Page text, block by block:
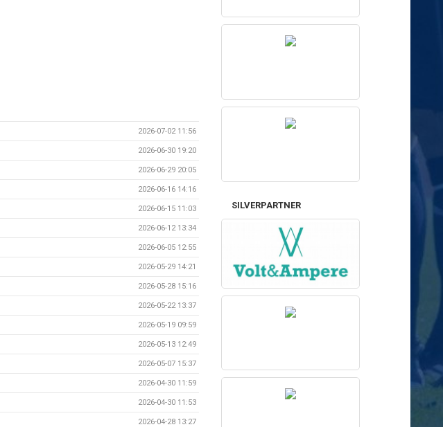
2026-07-02 11:56
2026-06-30 19:20
2026-06-29 20:05
2026-06-16 14:16
2026-06-15 11:03
2026-06-12 13:34
2026-06-05 12:55
2026-05-29 14:21
2026-05-28 15:16
2026-05-22 13:37
2026-05-19 09:59
2026-05-13 12:49
2026-05-07 15:37
2026-04-30 11:59
2026-04-30 11:53
2026-04-28 13:27
SILVERPARTNER